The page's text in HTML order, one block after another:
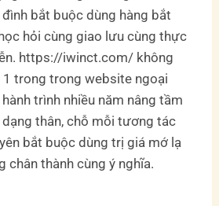
bắt buộc dùng hàng bắt
hỏi cùng giao lưu cùng thực
https://iwinct.com/ không
1 trong trong website ngoại
trình nhiều năm nâng tầm
thân, chỗ mỗi tương tác
bắt buộc dùng trị giá mớ lạ
chân thành cùng ý nghĩa.